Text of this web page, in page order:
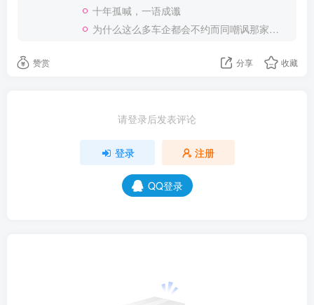
十年孤喊，一语成谶
为什么这么多车企都会不约而同嘲讽那家说不得的车企？
赞赏 分享 收藏
请登录后发表评论
登录 注册
QQ登录